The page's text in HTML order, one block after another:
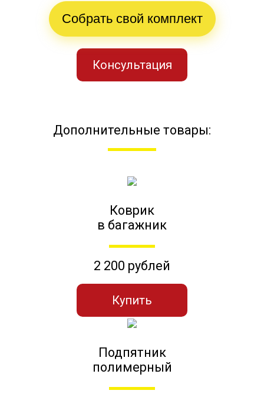
Собрать свой комплект
Консультация
Дополнительные товары:
Коврик
в багажник
2 200 рублей
Купить
Подпятник
полимерный